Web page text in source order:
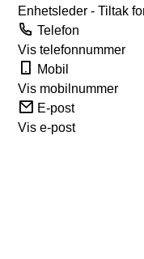
Enhetsleder - Tiltak
Telefon
Vis telefonnummer
Mobil
Vis mobilnummer
E-post
Vis e-post